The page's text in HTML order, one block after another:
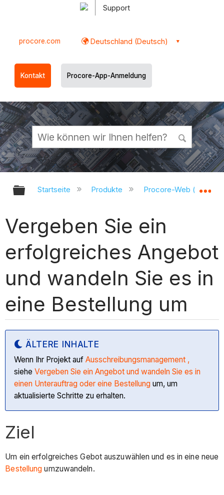
Support
procore.com Deutschland (Deutsch)
Kontakt Procore-App-Anmeldung
Globale Hierarchie auf- und
Startseite Produkte Procore-Web
Vergeben Sie ein
erfolgreiches Angebot
und wandeln Sie es in
eine Bestellung um
ÄLTERE INHALTE
Wenn Ihr Projekt aufAusschreibungsmanagement ,
sieheVergeben Sie ein Angebot und wandeln Sie es in
einen Unterauftrag oder eine Bestellung um, um
aktualisierte Schritte zu erhalten.
Ziel
Um ein erfolgreiches Gebot auszuwählen und es in eine neue
Bestellung umzuwandeln.